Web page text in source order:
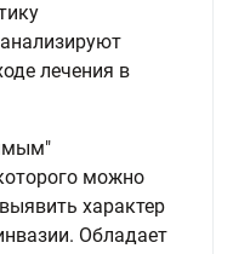
лечения в
можно
характер
Обладает